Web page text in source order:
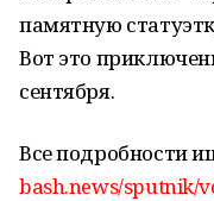
памятную
Вот это
сентября.
Все подробности
bash.news/sputnik/